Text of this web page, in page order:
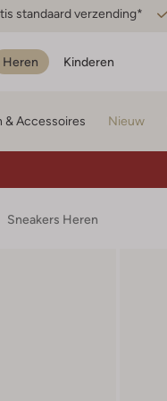
standaard verzending*
Heren Kinderen
& Accessoires Nieuw
Sneakers Heren